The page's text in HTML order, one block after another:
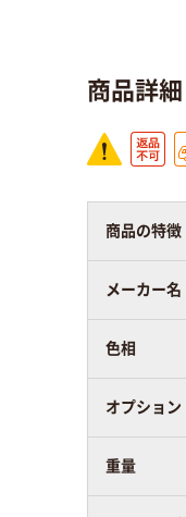
商品詳細
商品の特徴
メーカー名
色相
オプション
重量